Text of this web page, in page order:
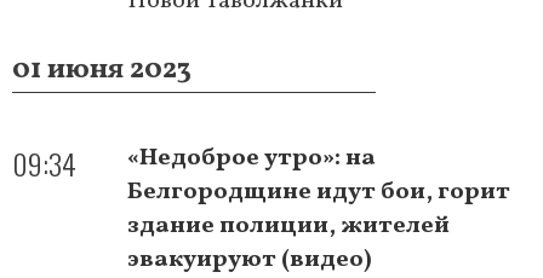
01 июня 2023
09:34
«Недоброе утро»: на
Белгородщине идут бои, горит
здание полиции, жителей
эвакуируют (видео)